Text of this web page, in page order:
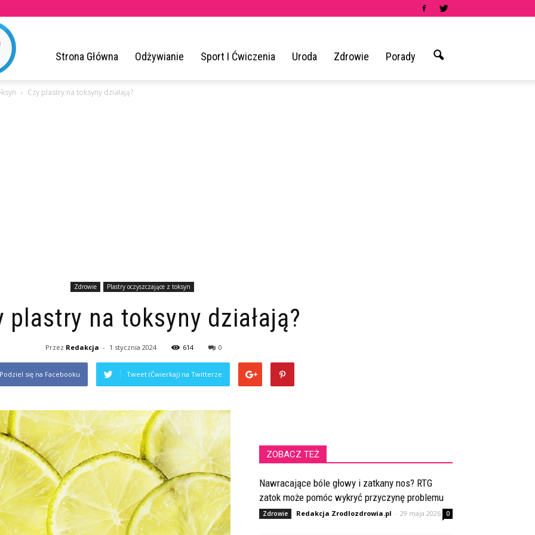
ZrodloZdrowia.pl
Strona Główna Odżywianie Sport I Ćwiczenia Uroda Zdrowie Porady
Czy plastry na toksyny działają?
Zdrowie Plastry oczyszczające z toksyn
plastry na toksyny działają?
Przez Redakcja - 1 stycznia 2024 614 0
się na Facebooku Tweet (Ćwierkaj) na Twitterze
ZOBACZ TEŻ
Nawracające bóle głowy i zatkany nos? RTG
zatok może pomóc wykryć przyczynę problemu
Zdrowie Redakcja Zrodlozdrowia.pl - 29 maja 2026 0